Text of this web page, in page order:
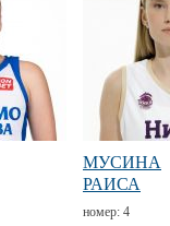
МУСИНА
РАИСА
номер: 4